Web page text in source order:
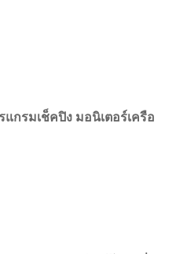
แกรมเช็คปิง มอนิเตอร์เครือ